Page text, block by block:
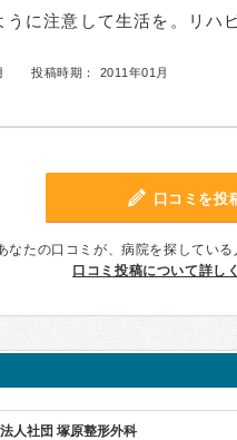
うに注意して生活を。リハ
投稿時期： 2011年01月
口コミを投
なたの口コミが、病院を探している
口コミ投稿について詳し
人社団 塚原整形外科